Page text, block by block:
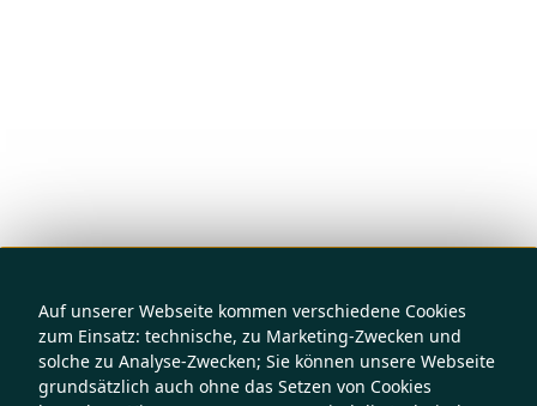
Auf unserer Webseite kommen verschiedene Cookies
zum Einsatz: technische, zu Marketing-Zwecken und
solche zu Analyse-Zwecken; Sie können unsere Webseite
grundsätzlich auch ohne das Setzen von Cookies